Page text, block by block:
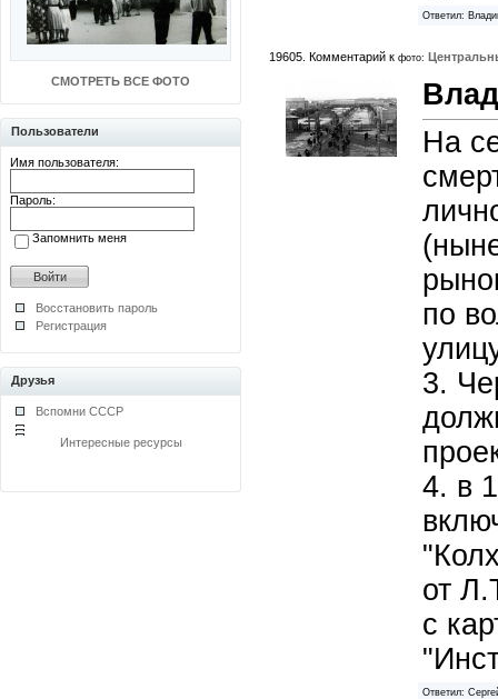
СМОТРЕТЬ ВСЕ ФОТО
Пользователи
Имя пользователя:
Пароль:
Запомнить меня
Восстановить пароль
Регистрация
Друзья
Вспомни СССР
Интересные ресурсы
Ответил:
19605. Комментарий к фото:
На
по
3.
4. в
от
с
Ответил: